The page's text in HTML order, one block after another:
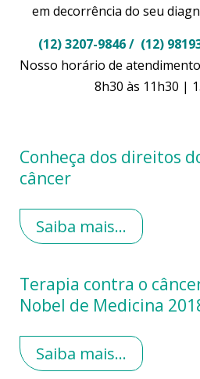
em decorrência do seu
(12) 3207-9846 / (12)
Nosso horário de
8h30 às 11h30 |
Conheça dos direitos
câncer
Saiba mais...
Terapia contra o
Nobel de Medicina
Saiba mais...